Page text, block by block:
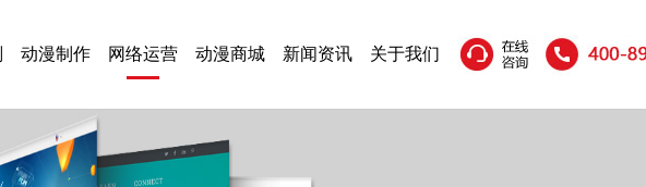
动漫制作 网络运营 动漫商城 新闻资讯 关于我们